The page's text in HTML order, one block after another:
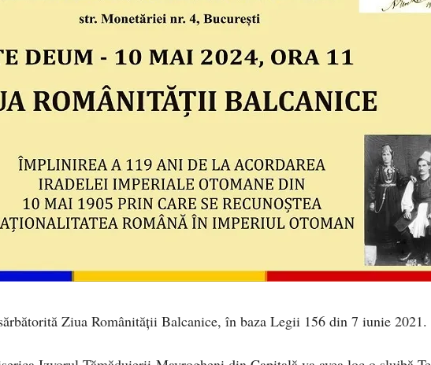
Ziua Românităţii Balcanice, în baza Legii 156 din 7 iunie 2021.